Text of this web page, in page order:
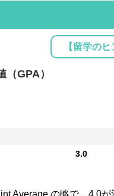
【留学の
GPA）
3.0
Average の略で、4.0